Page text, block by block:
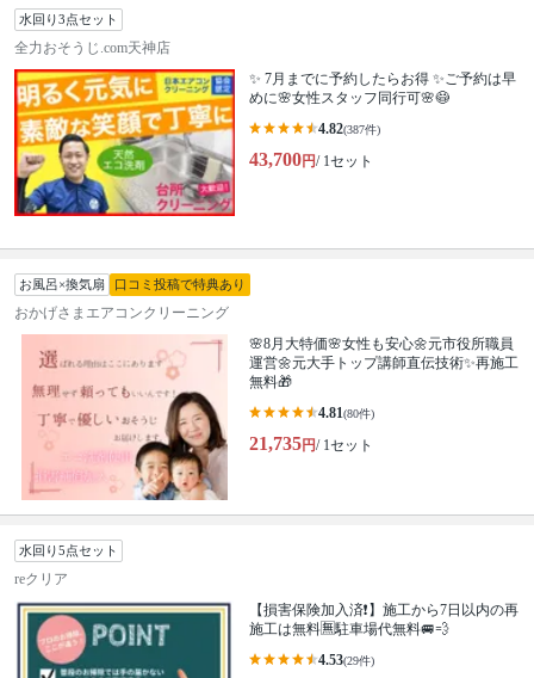
水回り3点セット
全力おそうじ.com天神店
✨ 7月までに予約したらお得 ✨ご予約は早
めに🌸女性スタッフ同行可🌸😷
4.82(387件)
43,700円/ 1セット
お風呂×換気扇 口コミ投稿で特典あり
おかげさまエアコンクリーニング
🌸8月大特価🌸女性も安心🌼元市役所職員
運営🌼元大手トップ講師直伝技術✨再施工
無料🎁
4.81(80件)
21,735円/ 1セット
水回り5点セット
reクリア
【損害保険加入済❗️】施工から7日以内の再
施工は無料🈚️駐車場代無料🚐💨
4.53(29件)